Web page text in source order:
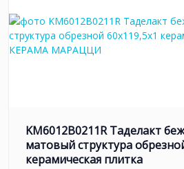
KM6012B0211R Таделакт
матовый структура
керамическая плитка